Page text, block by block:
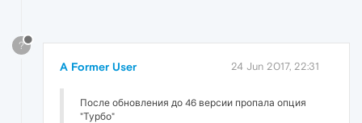
?
A Former User 24 Jun 2017, 22:31
После обновления до 46 версии пропала опция
"Турбо"